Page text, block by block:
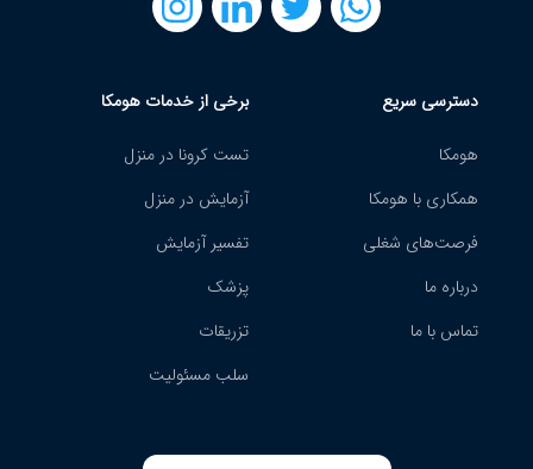
دسترسی سریع
هومکا
همکاری با هومکا
فرصت‌های شغلی
درباره ما
تماس با ما
برخی از خدمات هومکا
تست کرونا در منزل
آزمایش در منزل
تفسیر آزمایش
پزشک
تزریقات
سلب مسئولیت